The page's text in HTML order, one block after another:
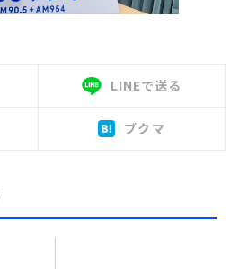
LINEで送る
ブクマ